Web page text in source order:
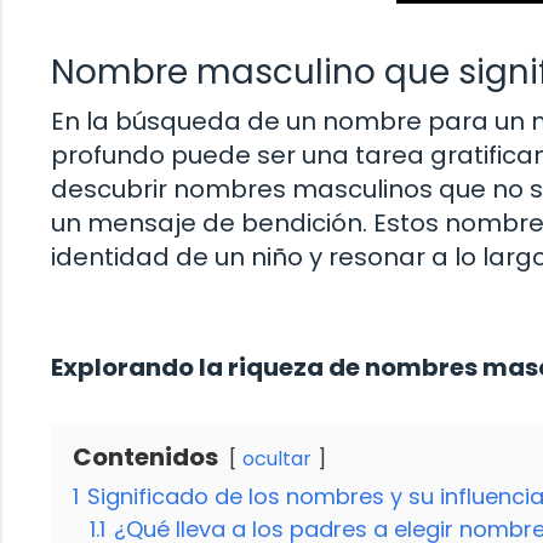
Nombre masculino que
En la búsqueda de un nombre para
profundo puede ser una tarea
descubrir nombres masculinos que no
un mensaje de bendición. Estos
identidad de un niño y resonar a lo
Explorando la riqueza de nombres
Contenidos ocultar
1 Significado de los nombres y su
1.1 ¿Qué lleva a los padres a elegir